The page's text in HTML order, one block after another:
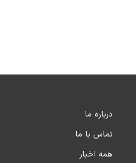
درباره ما
تماس با ما
همه اخبار